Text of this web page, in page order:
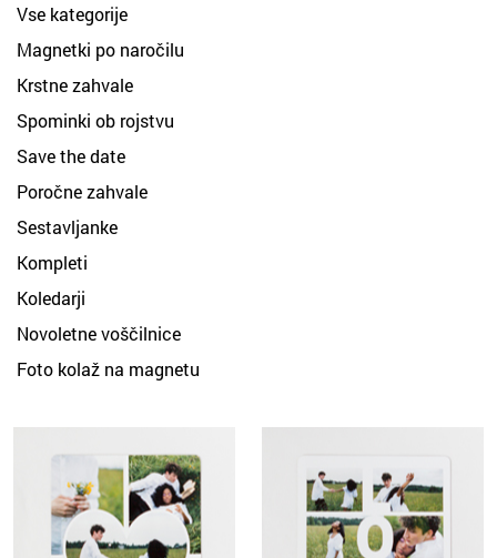
Vse kategorije
Magnetki po naročilu
Krstne zahvale
Spominki ob rojstvu
Save the date
Poročne zahvale
Sestavljanke
Kompleti
Koledarji
Novoletne voščilnice
Foto kolaž na magnetu